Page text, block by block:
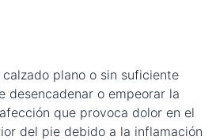
plano o sin suficiente
desencadenar o empeorar la
que provoca dolor en el
del pie debido a la inflamación